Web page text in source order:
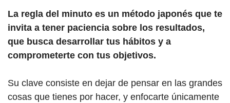
La regla del minuto es un método japonés que te
invita a tener paciencia sobre los resultados,
que busca desarrollar tus hábitos y a
comprometerte con tus objetivos.
Su clave consiste en dejar de pensar en las grandes
cosas que tienes por hacer, y enfocarte únicamente